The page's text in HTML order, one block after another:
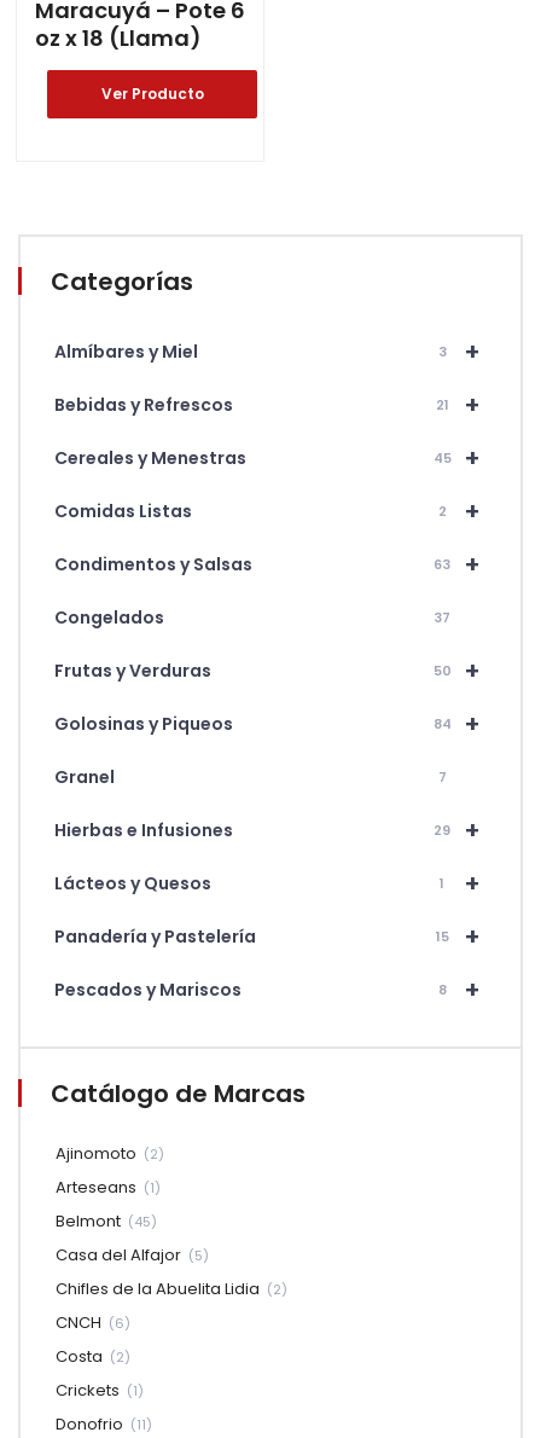
Categorías
+
Almíbares y Miel 3
+
Bebidas y Refrescos 21
+
Cereales y Menestras 45
+
Comidas Listas 2
+
Condimentos y Salsas 63
Congelados 37
+
Frutas y Verduras 50
+
Golosinas y Piqueos 84
Granel 7
+
Hierbas e Infusiones 29
+
Lácteos y Quesos 1
+
Panadería y Pastelería 15
+
Pescados y Mariscos 8
Catálogo de Marcas
Ajinomoto (2)
Arteseans (1)
Belmont (45)
Casa del Alfajor (5)
Chifles de la Abuelita Lidia (2)
CNCH (6)
Costa (2)
Crickets (1)
Donofrio (11)
Maracuyá – Pote 6
oz x 18 (Llama)
Ver Producto